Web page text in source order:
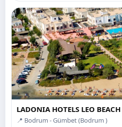
LADONIA HOTELS LEO
📍 Bodrum - Gümbet (Bodrum )